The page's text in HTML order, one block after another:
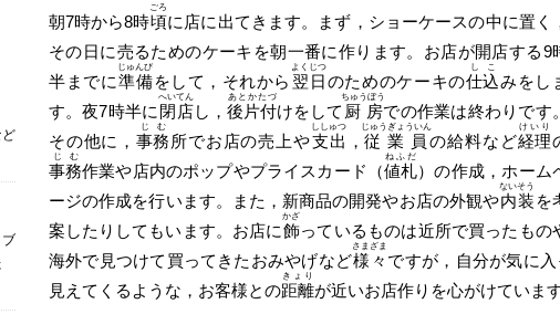
朝7時から8時頃
ごろ
に店に出てきます。まず，ショーケースの中に置く
その日に売るためのケーキを朝一番に作ります。お店が開店する9
半までに準備
じゅんび
をして，それから 翌日
よくじつ
のためのケーキの仕込
しこ
みをし
す。夜7時半に 閉店
へいてん
し， 後片付
あとかたづ
けをして 厨房
ちゅうぼう
での作業は終わりです。
その他に， 事務
じむ
所でお店の売上や支出
ししゅつ
， 従業員
じゅうぎょういん
の給料など経理
けいり
事務
じむ
作業や店内のポップやプライスカード（値札
ねふだ
）の作成，ホーム
ージの作成を行います。また，新商品の開発やお店の外観や内装
ないそう
を
案したりしてもいます。お店に飾
かざ
っているものは近所で買ったもの
海外で見つけて買ってきたおみやげなど様々
さまざま
ですが，自分が気に
見えてくるような，お客様との距離
きょり
が近いお店作りを心がけています